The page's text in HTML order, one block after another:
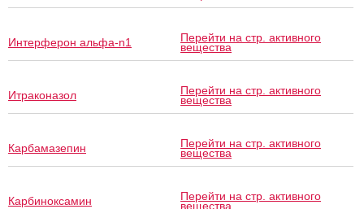
Интерферон альфа-n1 Перейти на стр. активного
вещества
Итраконазол Перейти на стр. активного
вещества
Карбамазепин Перейти на стр. активного
вещества
Карбиноксамин Перейти на стр. активного
вещества